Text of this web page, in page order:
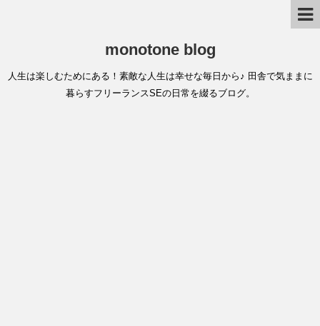
monotone blog
人生は楽しむためにある！素敵な人生は幸せな毎日から♪ 田舎で気ままに
暮らすフリーランスSEの日常を綴るブログ。